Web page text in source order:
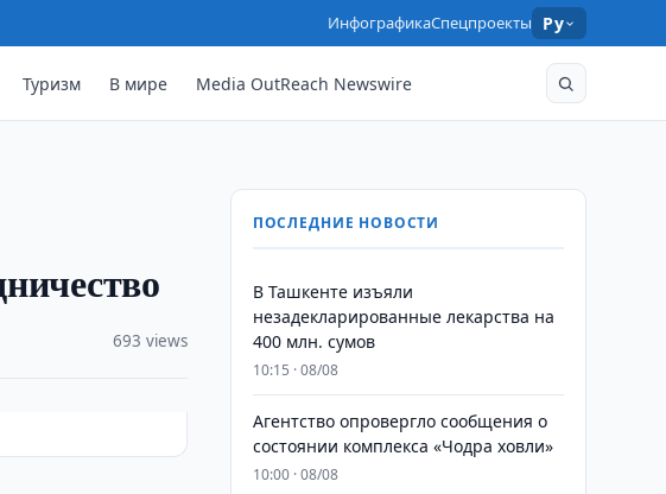
ИнфографикаСпецпроекты Ру
Туризм В мире Media OutReach Newswire
693 views
ПОСЛЕДНИЕ НОВОСТИ
​​​​​​​В Ташкенте изъяли
незадекларированные лекарства на
400 млн. сумов
10:15 · 08/08
Агентство опровергло сообщения о
состоянии комплекса «Чодра ховли»
10:00 · 08/08